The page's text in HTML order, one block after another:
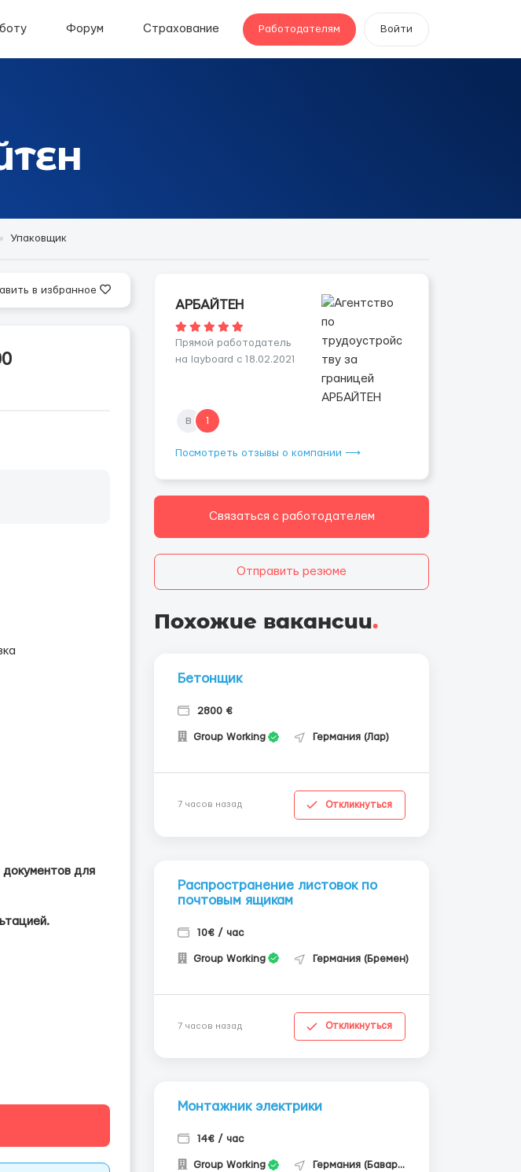
Форум Страхование Работодателям Войти
Упаковщик
в избранное
документов для
АPБАЙTЕН
Прямой работодатель
на layboard с 18.02.2021
в 1
Посмотреть отзывы о компании ⟶
Связаться с работодателем
Отправить резюме
Похожие вакансии.
Бетонщик
2800 €
Group Working Германия (Лар)
7 часов назад Откликнуться
Распространение листовок по
почтовым ящикам
10€ / час
Group Working Германия (Бремен)
7 часов назад Откликнуться
Монтажник электрики
14€ / час
Group Working Германия (Бавария)